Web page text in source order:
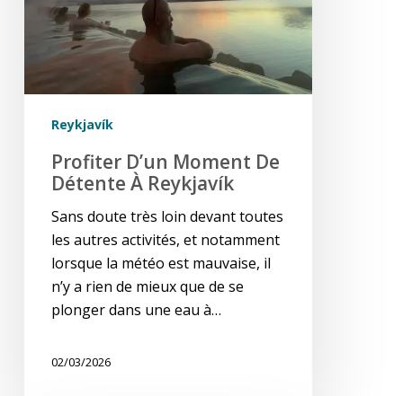
Reykjavík
Reykjavík
Profiter D’un Moment De
Détente À Reykjavík
Sans doute très loin devant toutes
les autres activités, et notamment
lorsque la météo est mauvaise, il
n’y a rien de mieux que de se
plonger dans une eau à…
02/03/2026